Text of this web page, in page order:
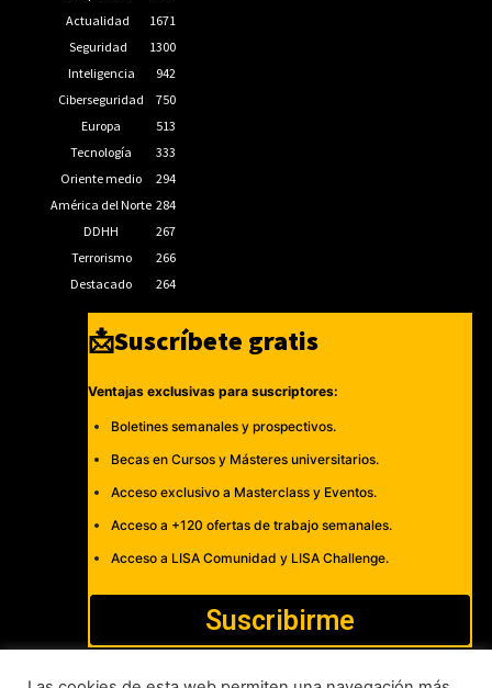
Actualidad
1671
Seguridad
1300
Inteligencia
942
Ciberseguridad
750
Europa
513
Tecnología
333
Oriente medio
294
América del Norte 284
DDHH
267
Terrorismo
266
Destacado
264
📩Suscríbete gratis
Ventajas exclusivas para suscriptores:
Boletines semanales y prospectivos.
Becas en Cursos y Másteres universitarios.
Acceso exclusivo a Masterclass y Eventos.
Acceso a +120 ofertas de trabajo semanales.
Acceso a LISA Comunidad y LISA Challenge.
Suscribirme